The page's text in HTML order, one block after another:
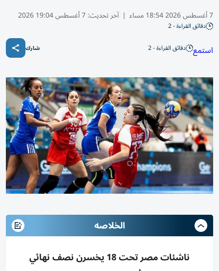
7 أغسطس 2026 18:54 مساء | آخر تحديث:7 أغسطس 19:04 2026
دقائق القراءة - 2
استمع دقائق القراءة - 2 شارك
الخلاصه
ناشئات مصر تحت 18 يخسرن نصف نهائي